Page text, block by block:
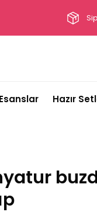
Esanslar Hazır